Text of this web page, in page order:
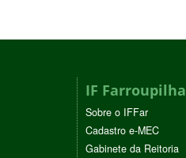
IF Farroupilha
Sobre o IFFar
Cadastro e-MEC
Gabinete da Reitoria